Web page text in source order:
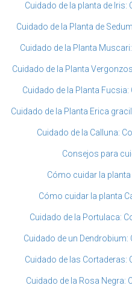
Cuidado de la planta de
Cuidado de la Planta de
Cuidado de la Planta
Cuidado de la Planta
Cuidado de la Planta
Cuidado de la Planta Erica
Cuidado de la Calluna:
Consejos para
Cómo cuidar la
Cómo cuidar la planta
Cuidado de la Portulaca:
Cuidado de un
Cuidado de las
Cuidado de la Rosa Negra: